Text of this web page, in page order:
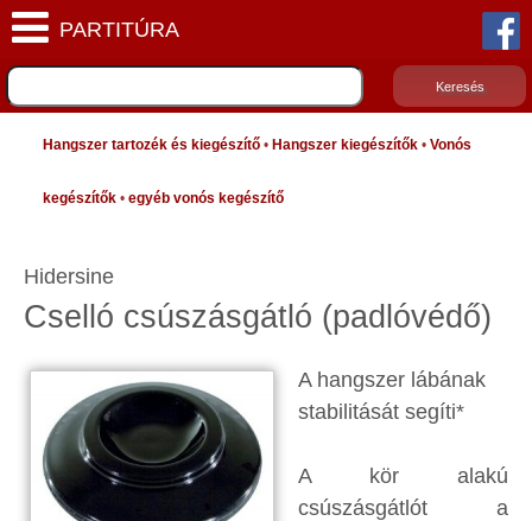
Hangszer tartozék és kiegészítő • Hangszer kiegészítők • Vonós
kegészítők • egyéb vonós kegészítő
Hidersine
Cselló csúszásgátló (padlóvédő)
A hangszer lábának
stabilitását segíti*
A kör alakú
csúszásgátlót a